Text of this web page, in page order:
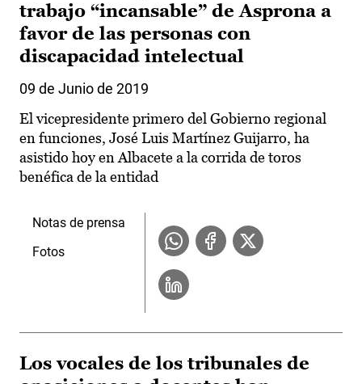
trabajo “incansable” de Asprona a
favor de las personas con
discapacidad intelectual
09 de Junio de 2019
El vicepresidente primero del Gobierno regional
en funciones, José Luis Martínez Guijarro, ha
asistido hoy en Albacete a la corrida de toros
benéfica de la entidad
Notas de prensa
Fotos
Los vocales de los tribunales de